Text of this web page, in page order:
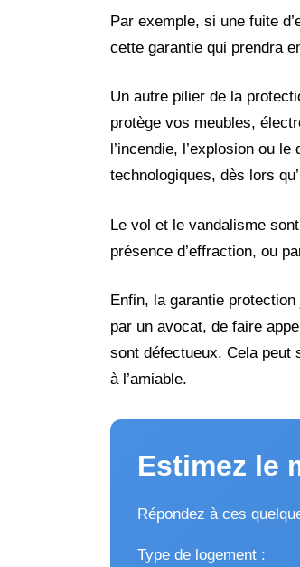
Par exemple, si une fuite
cette garantie qui prendra
Un autre pilier de la
protège vos meubles,
l’incendie, l’explosion ou
technologiques, dès lors
Le vol et le vandalisme
présence d’effraction, ou
Enfin, la garantie
par un avocat, de faire
sont défectueux. Cela peut
à l’amiable.
Estimez le
Répondez à ces
Type de logement :